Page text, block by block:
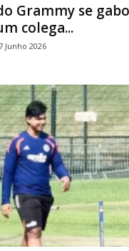
Grammy se
colega...
Junho 2026